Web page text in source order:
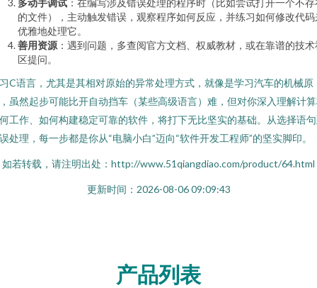
多动手调试 ：在编写涉及错误处理的程序时（比如尝试打开一个不存
的文件），主动触发错误，观察程序如何反应，并练习如何修改代码
优雅地处理它。
善用资源 ：遇到问题，多查阅官方文档、权威教材，或在靠谱的技术
区提问。
C语言，尤其是其相对原始的异常处理方式，就像是学习汽车的机械原
虽然起步可能比开自动挡车（某些高级语言）难，但对你深入理解计
工作、如何构建稳定可靠的软件，将打下无比坚实的基础。从选择语
处理，每一步都是你从“电脑小白”迈向“软件开发工程师”的坚实脚印。
如若转载，请注明出处：http://www.51qiangdiao.com/product/64.html
更新时间：2026-08-06 09:09:43
产品列表